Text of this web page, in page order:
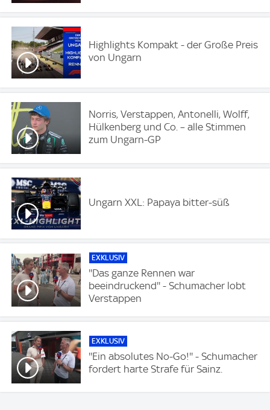
Highlights Kompakt - der Große Preis
von Ungarn
Norris, Verstappen, Antonelli, Wolff,
Hülkenberg und Co. – alle Stimmen
zum Ungarn-GP
Ungarn XXL: Papaya bitter-süß
EXKLUSIV
''Das ganze Rennen war
beeindruckend'' - Schumacher lobt
Verstappen
EXKLUSIV
''Ein absolutes No-Go!'' - Schumacher
fordert harte Strafe für Sainz.